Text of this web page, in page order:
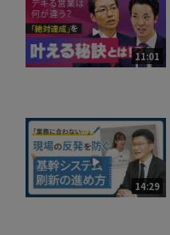
11:01
14:29